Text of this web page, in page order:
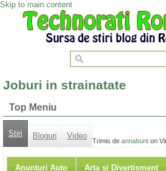
Skip to main content
Joburi in strainatate
Top Meniu
Stiri Bloguri Video
Anunturi Auto Arta si Divertisment
Trimis de annabunt on